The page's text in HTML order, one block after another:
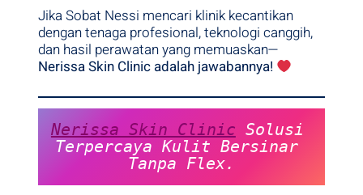
Jika Sobat Nessi mencari klinik kecantikan
dengan tenaga profesional, teknologi canggih,
dan hasil perawatan yang memuaskan—
Nerissa Skin Clinic adalah jawabannya!
Nerissa Skin Clinic Solusi
Terpercaya Kulit Bersinar
Tanpa Flex.